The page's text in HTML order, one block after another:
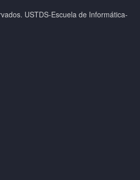
USTDS-Escuela de Informática-